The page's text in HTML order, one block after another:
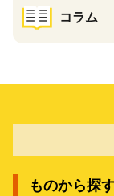
コラム
ものから探